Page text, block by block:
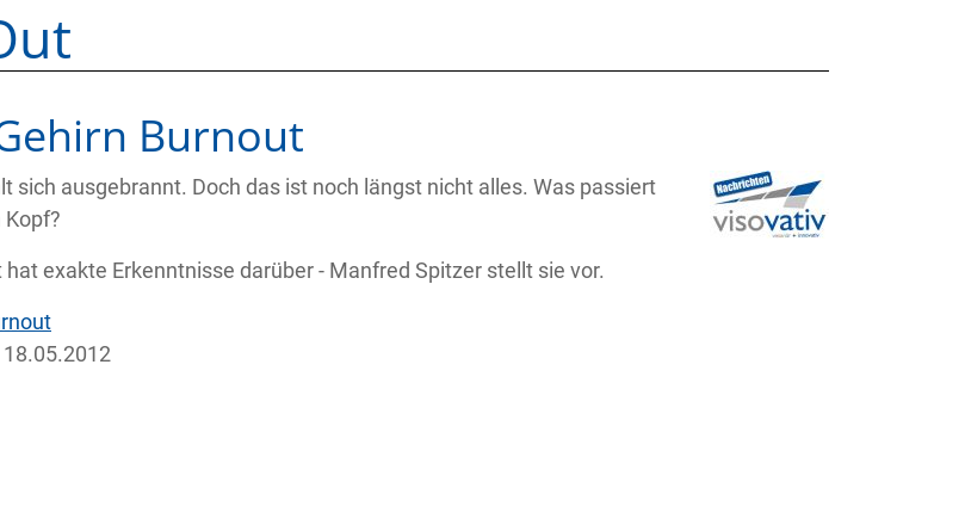
Burnout
sich ausgebrannt. Doch das ist noch längst nicht alles. Was passiert
exakte Erkenntnisse darüber - Manfred Spitzer stellt sie vor.
18.05.2012